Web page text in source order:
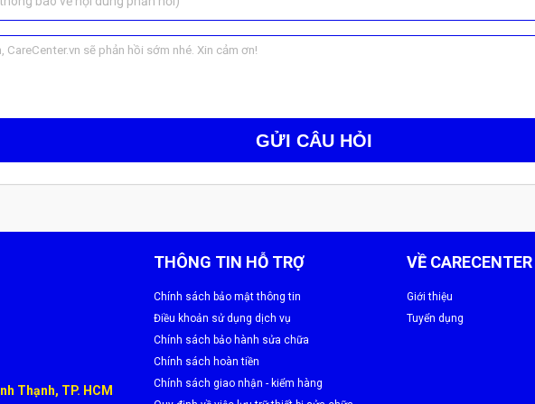
GỬI CÂU HỎI
Thạnh, TP. HCM
THÔNG TIN HỖ TRỢ
Chính sách bảo mật thông tin
Điều khoản sử dụng dịch vụ
Chính sách bảo hành sửa chữa
Chính sách hoàn tiền
Chính sách giao nhận - kiểm hàng
VỀ CARECENTER
Giới thiệu
Tuyển dụng